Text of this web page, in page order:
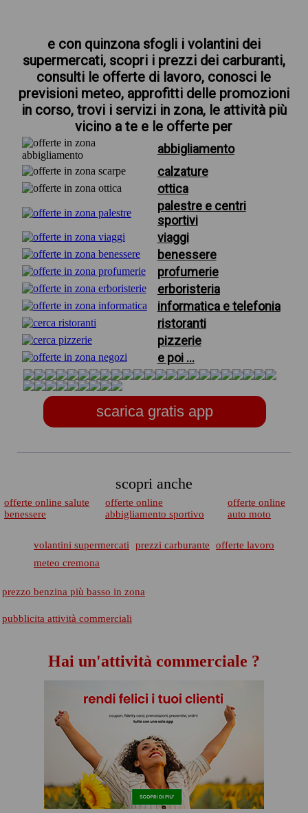
e con quinzona sfogli i volantini dei
supermercati, scopri i prezzi dei carburanti,
consulti le offerte di lavoro, conosci le
previsioni meteo, approfitti delle promozioni
in corso, trovi i servizi in zona, le attività più
vicino a te e le offerte per
abbigliamento
calzature
ottica
palestre e centri
sportivi
viaggi
benessere
profumerie
erboristeria
informatica e telefonia
ristoranti
pizzerie
e poi ...
scarica gratis app
scopri anche
offerte online salute
benessere
offerte online
abbigliamento sportivo
offerte online
auto moto
volantini supermercati prezzi carburante
offerte lavoro
meteo cremona
prezzo benzina più basso in zona
pubblicita attività commerciali
Hai un'attività commerciale ?